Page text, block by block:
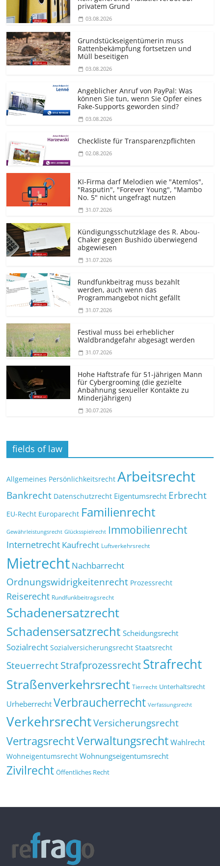
privatem Grund
03.08.2026
Grundstücks­eigentümerin muss
Rattenbekämpfung fortsetzen und
Müll beseitigen
03.08.2026
Angeblicher Anruf von PayPal: Was
können Sie tun, wenn Sie Opfer eines
Fake-Supports geworden sind?
03.08.2026
Checkliste für Transparenz­pflichten
02.08.2026
KI-Firma darf Melodien wie "Atemlos",
"Rasputin", "Forever Young", "Mambo
No. 5" nicht ungefragt nutzen
31.07.2026
Kündigungs­schutzklage des R. Abou-
Chaker gegen Bushido überwiegend
abgewiesen
31.07.2026
Rundfunkbeitrag muss bezahlt
werden, auch wenn das
Programmangebot nicht gefällt
31.07.2026
Festival muss bei erheblicher
Waldbrandgefahr abgesagt werden
31.07.2026
Hohe Haftstrafe für 51-jährigen Mann
für Cybergrooming (die gezielte
Anbahnung sexueller Kontakte zu
Minderjährigen)
30.07.2026
fields of law
Allgemeines Persönlichkeitsrecht Arbeitsrecht
Bankrecht Datenschutzrecht Eigentumsrecht Erbrecht
EU-Recht Europarecht Familienrecht
Gewährleistungsrecht Glücksspielrecht Immobilienrecht
Internetrecht Kaufrecht Luftverkehrsrecht
Mietrecht Nachbarrecht
Ordnungswidrigkeitenrecht Prozessrecht
Reiserecht Rundfunkbeitragsrecht
Schadenersatzrecht
Schadensersatzrecht Scheidungsrecht
Sozialrecht Sozialversicherungsrecht Staatsrecht
SteuerrechtStrafprozessrechtStrafrecht
Straßenverkehrsrecht Tierrecht Unterhaltsrecht
Urheberrecht Verbraucherrecht Verfassungsrecht
VerkehrsrechtVersicherungsrecht
VertragsrechtVerwaltungsrecht Wahlrecht
Wohneigentumsrecht Wohnungseigentumsrecht
Zivilrecht Öffentliches Recht